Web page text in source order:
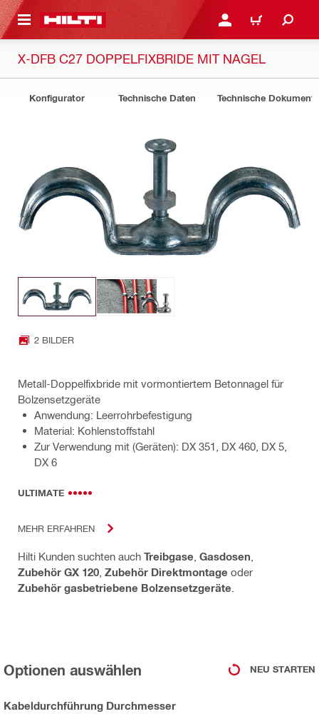
ANMELDEN ODER
WARENKORB
X-DFB C27 DOPPELFIXBRIDE MIT NAGEL
Konfigurator Technische Daten Technische Dokumente
2 BILDER
Metall-Doppelfixbride mit vormontiertem Betonnagel für
Bolzensetzgeräte
Anwendung: Leerrohrbefestigung
Material: Kohlenstoffstahl
Zur Verwendung mit (Geräten): DX 351, DX 460, DX 5,
DX 6
ULTIMATE
MEHR ERFAHREN
Hilti Kunden suchten auch Treibgase Gasdosen
Zubehör GX 120 Zubehör Direktmontage oder
Zubehör gasbetriebene Bolzensetzgeräte
Optionen auswählen NEU STARTEN
Kabeldurchführung Durchmesser